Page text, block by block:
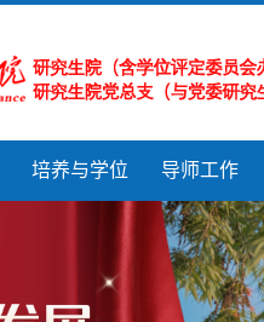
培养与学位 导师工作